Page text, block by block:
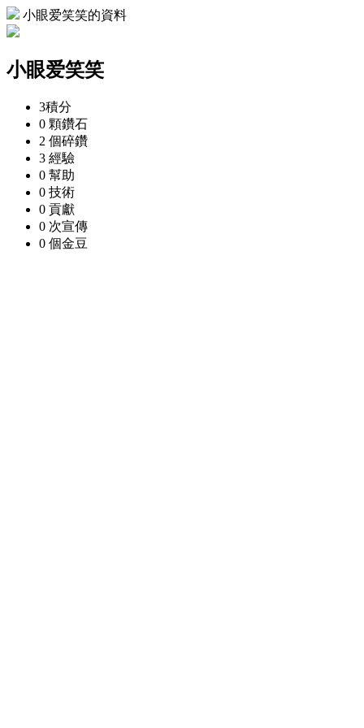
小眼爱笑笑的資料
小眼爱笑笑
3積分
0 顆鑽石
2 個碎鑽
3 經驗
0 幫助
0 技術
0 貢獻
0 次宣傳
0 個金豆